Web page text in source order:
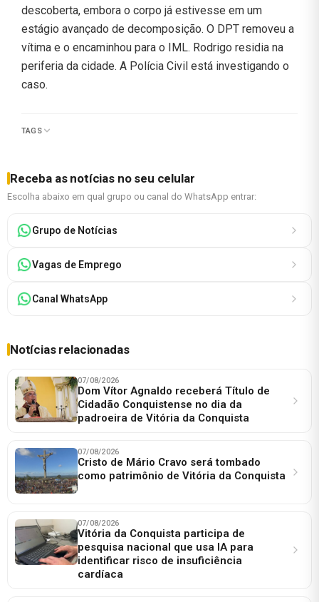
descoberta, embora o corpo já estivesse em um
estágio avançado de decomposição. O DPT removeu a
vítima e o encaminhou para o IML. Rodrigo residia na
periferia da cidade. A Polícia Civil está investigando o
caso.
TAGS
Receba as notícias no seu celular
Escolha abaixo em qual grupo ou canal do WhatsApp entrar:
Grupo de Notícias
Vagas de Emprego
Canal WhatsApp
Notícias relacionadas
07/08/2026
Dom Vítor Agnaldo receberá Título de
Cidadão Conquistense no dia da
padroeira de Vitória da Conquista
07/08/2026
Cristo de Mário Cravo será tombado
como patrimônio de Vitória da Conquista
07/08/2026
Vitória da Conquista participa de
pesquisa nacional que usa IA para
identificar risco de insuficiência
cardíaca